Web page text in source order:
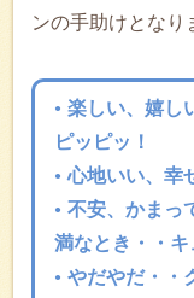
ンの手助けとなり
楽しい、嬉し
ピッピッ！
心地いい、
不安、かまっ
満なとき・・
やだやだ・